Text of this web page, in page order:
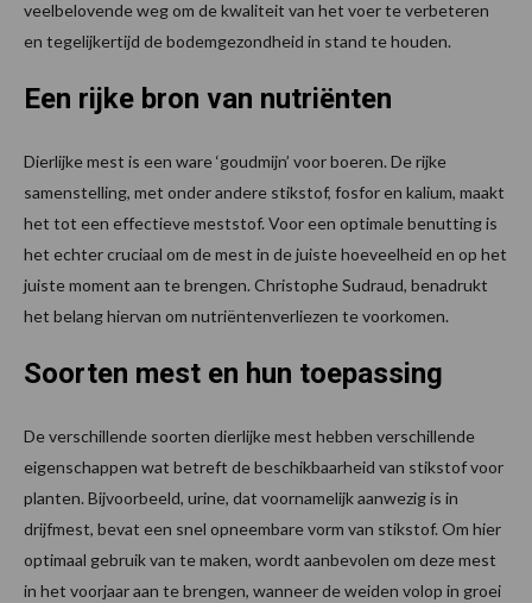
veelbelovende weg om de kwaliteit van het voer te verbeteren
en tegelijkertijd de bodemgezondheid in stand te houden.
Een rijke bron van nutriënten
Dierlijke mest is een ware ‘goudmijn’ voor boeren. De rijke
samenstelling, met onder andere stikstof, fosfor en kalium, maakt
het tot een effectieve meststof. Voor een optimale benutting is
het echter cruciaal om de mest in de juiste hoeveelheid en op het
juiste moment aan te brengen. Christophe Sudraud, benadrukt
het belang hiervan om nutriëntenverliezen te voorkomen.
Soorten mest en hun toepassing
De verschillende soorten dierlijke mest hebben verschillende
eigenschappen wat betreft de beschikbaarheid van stikstof voor
planten. Bijvoorbeeld, urine, dat voornamelijk aanwezig is in
drijfmest, bevat een snel opneembare vorm van stikstof. Om hier
optimaal gebruik van te maken, wordt aanbevolen om deze mest
in het voorjaar aan te brengen, wanneer de weiden volop in groei